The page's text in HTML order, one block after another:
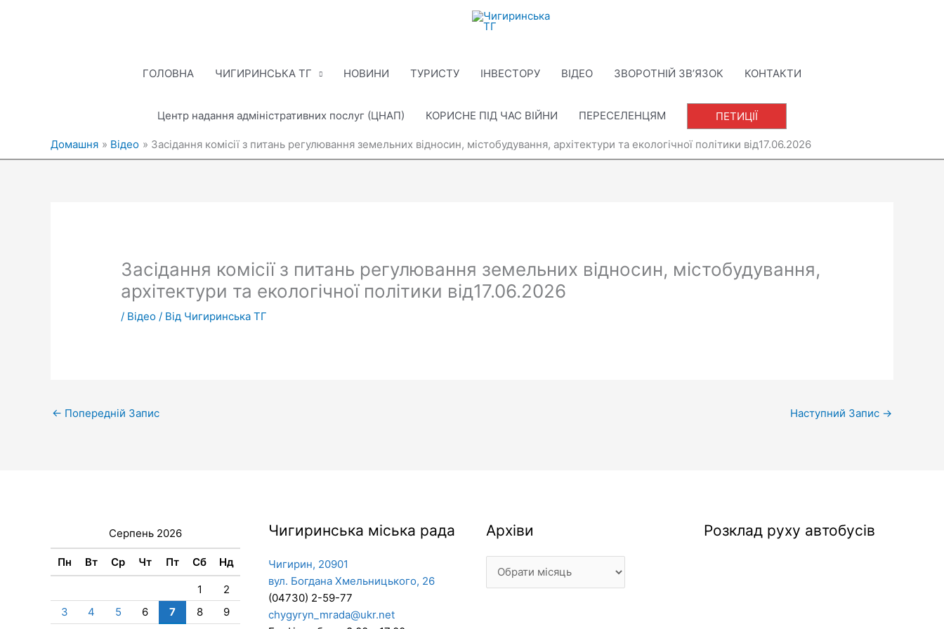
ГОЛОВНА ЧИГИРИНСЬКА ТГ НОВИНИ ТУРИСТУ ІНВЕСТОРУ ВІДЕО ЗВОРОТНІЙ ЗВ’ЯЗОК КОНТАКТИ
Центр надання адміністративних послуг (ЦНАП) КОРИСНЕ ПІД ЧАС ВІЙНИ ПЕРЕСЕЛЕНЦЯМ ПЕТИЦІЇ
Домашня Відео Засідання комісії з питань регулювання земельних відносин, містобудування, архітектури та екологічної політики від17.06.2026
Засідання комісії з питань регулювання земельних відносин, містобудування,
архітектури та екологічної політики від17.06.2026
/ Відео / Від Чигиринська ТГ
← Попередній Запис Наступний Запис →
Серпень 2026
Пн Вт Ср Чт Пт Сб Нд
1
2
3
4 5 6 7 8
9
Чигиринська міська рада
Чигирин, 20901
вул. Богдана Хмельницького, 26
(04730) 2-59-77
chygyryn_mrada@ukr.net
Архіви
Архіви Розклад руху автобусів